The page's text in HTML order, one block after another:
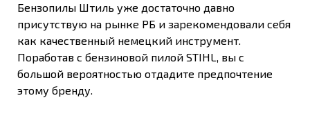
Бензопилы Штиль уже достаточно давно
присутствую на рынке РБ и зарекомендовали себя
как качественный немецкий инструмент.
Поработав с бензиновой пилой STIHL, вы с
большой вероятностью отдадите предпочтение
этому бренду.